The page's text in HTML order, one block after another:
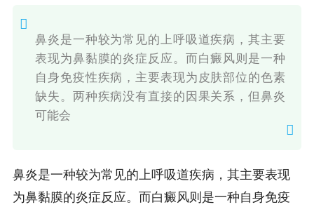
鼻炎是一种较为常见的上呼吸道疾病，其主要
表现为鼻黏膜的炎症反应。而白癜风则是一种
自身免疫性疾病，主要表现为皮肤部位的色素
缺失。两种疾病没有直接的因果关系，但鼻炎
可能会
鼻炎是一种较为常见的上呼吸道疾病，其主要表现
为鼻黏膜的炎症反应。而白癜风则是一种自身免疫